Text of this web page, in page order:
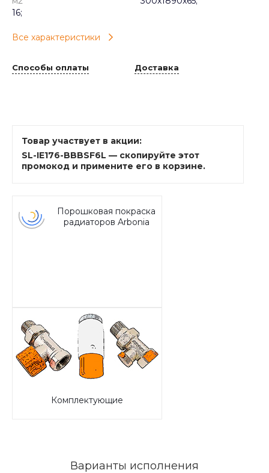
16;
Все характеристики
Способы оплаты Доставка
Товар участвует в акции:
SL-IE176-BBBSF6L — скопируйте этот
промокод и примените его в корзине.
Порошковая покраска
радиаторов Arbonia
Комплектующие
Варианты исполнения